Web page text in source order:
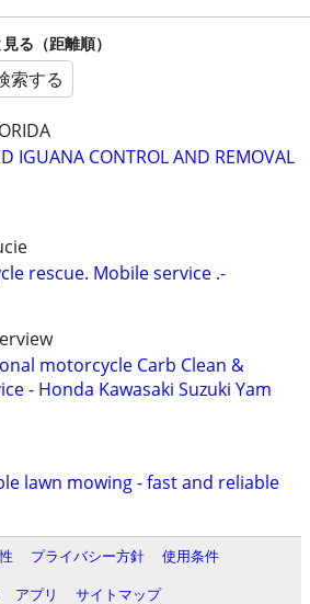
る（距離順）
索する
IGUANA CONTROL AND REMOVAL
rescue. Mobile service .-
motorcycle Carb Clean &
- Honda Kawasaki Suzuki Yam
lawn mowing - fast and reliable
プライバシー方針
使用条件
アプリ サイトマップ